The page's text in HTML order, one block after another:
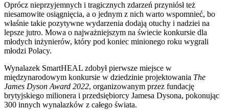
Oprócz nieprzyjemnych i tragicznych zdarzeń przyniósł też
niesamowite osiągnięcia, a o jednym z nich warto wspomnieć, bo
właśnie takie pozytywne wydarzenia dodają otuchy i nadziei na
lepsze jutro. Mowa o najważniejszym na świecie konkursie dla
młodych inżynierów, który pod koniec minionego roku wygrali
młodzi Polacy.
Wynalazek SmartHEAL zdobył pierwsze miejsce w
międzynarodowym konkursie w dziedzinie projektowania The
James Dyson Award 2022, organizowanym przez fundację
brytyjskiego milionera i przedsiębiorcy Jamesa Dysona, pokonując
300 innych wynalazków z całego świata.